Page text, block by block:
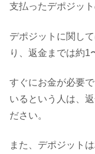
支払ったデポジッ
デポジットに関し
り、返金までは約1
すぐにお金が必要
いるという人は、
ださい。
また、デポジット